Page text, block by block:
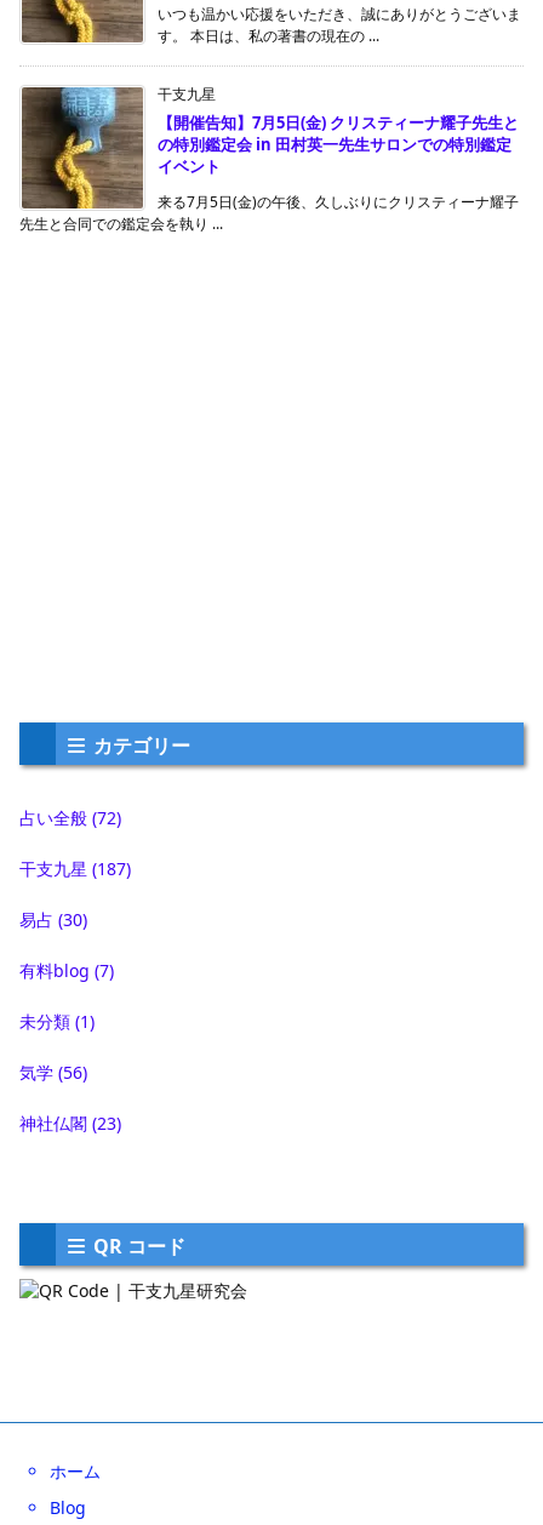
いつも温かい応援をいただき、誠にありがとうございま
す。 本日は、私の著書の現在の ...
干支九星
【開催告知】7月5日(金) クリスティーナ耀子先生と
の特別鑑定会 in 田村英一先生サロンでの特別鑑定
イベント
来る7月5日(金)の午後、久しぶりにクリスティーナ耀子
先生と合同での鑑定会を執り ...
カテゴリー
占い全般 (72)
干支九星 (187)
易占 (30)
有料blog (7)
未分類 (1)
気学 (56)
神社仏閣 (23)
QR コード
ホーム
Blog